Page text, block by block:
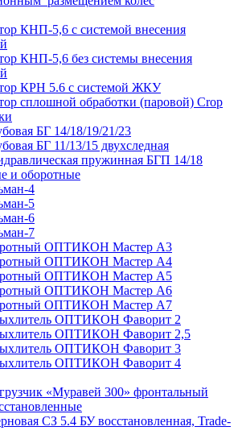
КНП-5,6 с системой внесения
КНП-5,6 без системы внесения
КРН 5.6 с системой ЖКУ
сплошной обработки (паровой) Crop
БГ 14/18/19/21/23
БГ 11/13/15 двухследная
пружинная БГП 14/18
и оборотные
4
5
6
7
ОПТИКОН Мастер А3
ОПТИКОН Мастер А4
ОПТИКОН Мастер А5
ОПТИКОН Мастер А6
ОПТИКОН Мастер А7
ОПТИКОН Фаворит 2
ОПТИКОН Фаворит 2,5
ОПТИКОН Фаворит 3
ОПТИКОН Фаворит 4
«Муравей 300» фронтальный
СЗ 5.4 БУ восстановленная, Trade-